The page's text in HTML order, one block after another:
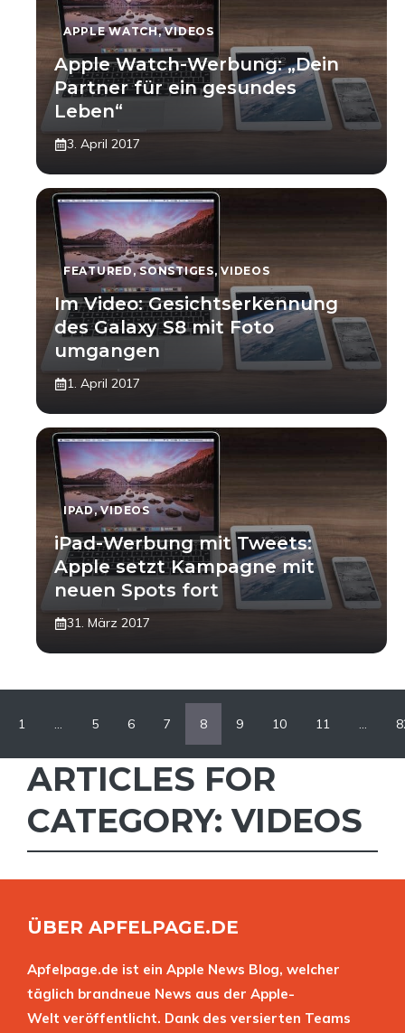
APPLE WATCH,VIDEOS
Apple Watch-Werbung: „Dein
Partner für ein gesundes
Leben“
3. April 2017
FEATURED,SONSTIGES,VIDEOS
Im Video: Gesichtserkennung
des Galaxy S8 mit Foto
umgangen
1. April 2017
IPAD,VIDEOS
iPad-Werbung mit Tweets:
Apple setzt Kampagne mit
neuen Spots fort
31. März 2017
1 … 5 6 7 8 9 10 11 …
ARTICLES FOR
CATEGORY: VIDEOS
ÜBER APFELPAGE.DE
Apfelpage.de ist ein Apple News Blog, welcher
täglich brandneue News aus der Apple-
Welt veröffentlicht. Dank des versierten Teams